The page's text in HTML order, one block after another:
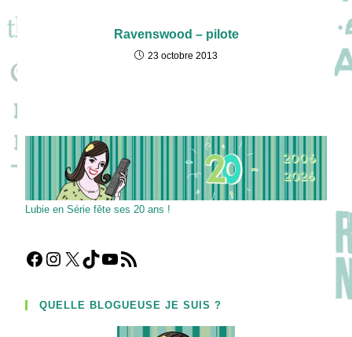
Ravenswood – pilote
23 octobre 2013
Lubie en Série fête ses 20 ans !
Facebook
Instagram
X TikTokYouTube
Flux RSS
QUELLE BLOGUEUSE JE SUIS ?